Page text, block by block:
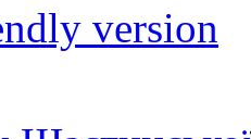
version